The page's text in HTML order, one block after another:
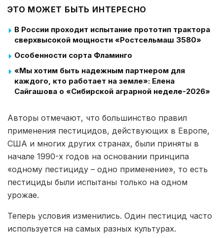
ЭТО МОЖЕТ БЫТЬ ИНТЕРЕСНО
В России проходит испытание прототип трактора
сверхвысокой мощности «Ростсельмаш 3580»
Особенности сорта Фламинго
«Мы хотим быть надежным партнером для
каждого, кто работает на земле»: Елена
Сайгашова о «Сибирской аграрной неделе-2026»
Авторы отмечают, что большинство правил
применения пестицидов, действующих в Европе,
США и многих других странах, были приняты в
начале 1990-х годов на основании принципа
«одному пестициду – одно применение», то есть
пестициды были испытаны только на одном
урожае.
Теперь условия изменились. Один пестицид часто
используется на самых разных культурах.